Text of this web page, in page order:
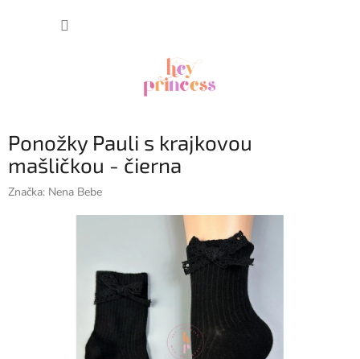
Ponožky Pauli s krajkovou
mašličkou - čierna
Značka: Nena Bebe